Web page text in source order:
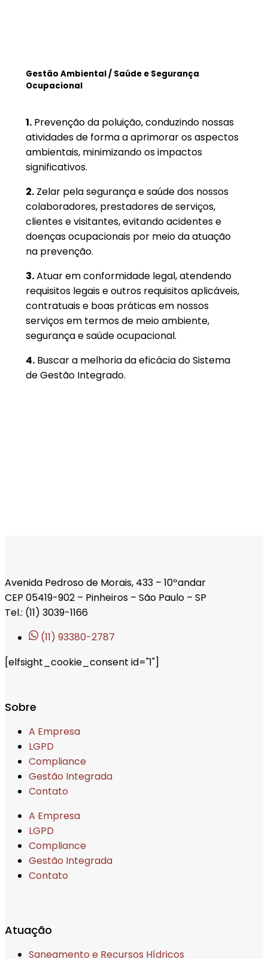
Gestão Ambiental / Saúde e Segurança
Ocupacional
1. Prevenção da poluição, conduzindo nossas
atividades de forma a aprimorar os aspectos
ambientais, minimizando os impactos
significativos.
2. Zelar pela segurança e saúde dos nossos
colaboradores, prestadores de serviços,
clientes e visitantes, evitando acidentes e
doenças ocupacionais por meio da atuação
na prevenção.
3.Atuar em conformidade legal, atendendo
requisitos legais e outros requisitos aplicáveis,
contratuais e boas práticas em nossos
serviços em termos de meio ambiente,
segurança e saúde ocupacional.
4. Buscar a melhoria da eficácia do Sistema
de Gestão Integrado.
Avenida Pedroso de Morais, 433 – 10ºandar
CEP 05419-902 – Pinheiros – São Paulo – SP
Tel.: (11) 3039-1166
(11) 93380-2787
[elfsight_cookie_consent id="1"]
Sobre
A Empresa
LGPD
Compliance
Gestão Integrada
Contato
A Empresa
LGPD
Compliance
Gestão Integrada
Contato
Atuação
Saneamento e Recursos Hídricos